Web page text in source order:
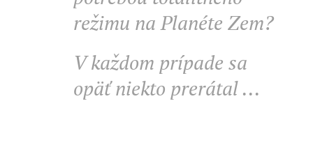
režimu na Planéte Zem?
V každom prípade sa
opäť niekto prerátal ...